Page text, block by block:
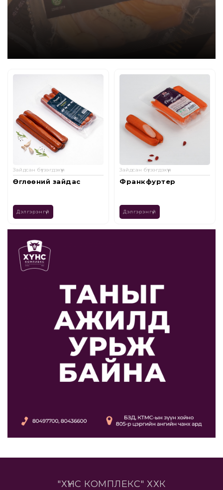
Зайдсан бүтээгдэхүүн
Франкфуртер
Дэлгэрэнгүй
Зайдсан бүтээгдэхүүн
Цагаан зайдас
Дэлгэрэнгүй
"ХҮНС КОМПЛЕКС" ХХК